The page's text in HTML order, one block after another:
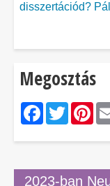
disszertációd?
Megosztás
2023-ban